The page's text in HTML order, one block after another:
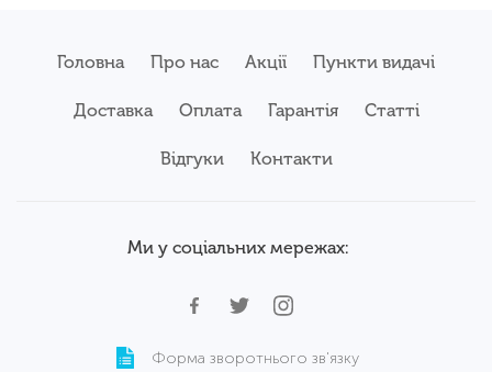
Головна Про нас Акції Пункти видачі
Доставка Оплата Гарантія Статті
Відгуки Контакти
Ми у соціальних мережах:
Форма зворотнього зв'язку